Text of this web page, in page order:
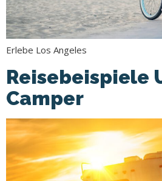
Erlebe Los Angeles
Reisebeispiele
Camper